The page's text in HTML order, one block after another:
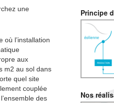
une
où l’installation
aux
m2 au sol dans
quel site
couplée
des
Principe
Nos